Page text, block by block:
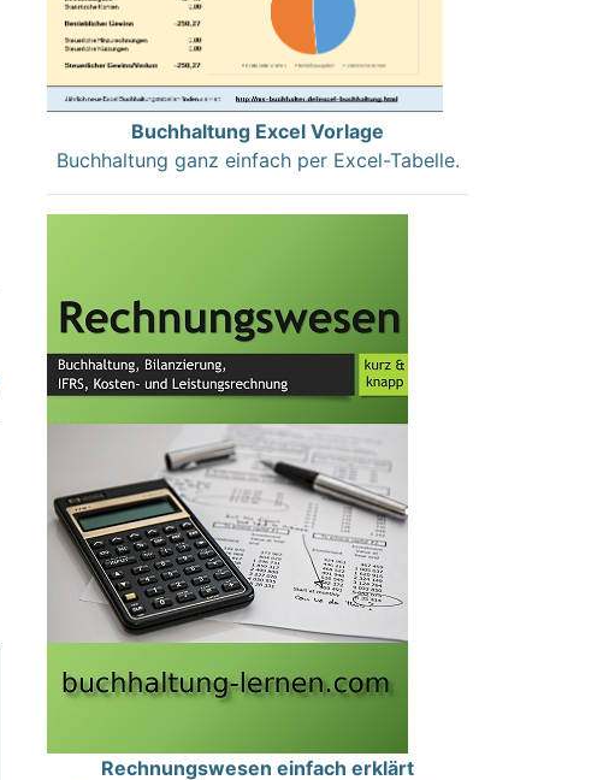
Buchhaltung Excel Vorlage
Buchhaltung ganz einfach per Excel-Tabelle.
Rechnungswesen einfach erklärt